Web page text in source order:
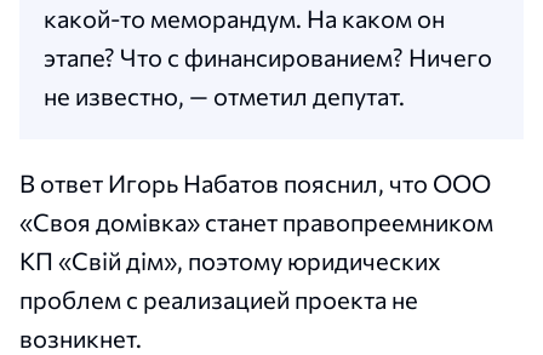
какой-то меморандум. На каком он
этапе? Что с финансированием? Ничего
не известно, — отметил депутат.
В ответ Игорь Набатов пояснил, что ООО
«Своя домівка» станет правопреемником
КП «Свій дім», поэтому юридических
проблем с реализацией проекта не
возникнет.